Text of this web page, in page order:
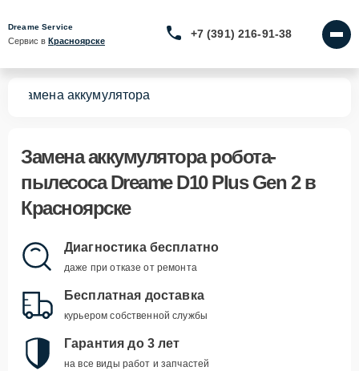
Dreame Service
Сервис в Красноярске
+7 (391) 216-91-38
Замена аккумулятора
Замена аккумулятора робота-
пылесоса Dreame D10 Plus Gen 2 в
Красноярске
Диагностика бесплатно
даже при отказе от ремонта
Бесплатная доставка
курьером собственной службы
Гарантия до 3 лет
на все виды работ и запчастей